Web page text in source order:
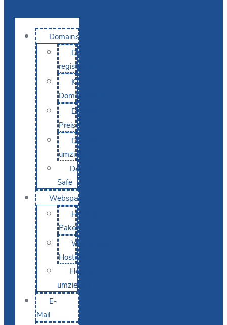
Domains
Domain
registrieren
KI-
Domainsuche
Domain-
Preise
Domain
umziehen
Domain-
Safe
Webspace
Hosting-
Pakete
WordPress
Hosting
Hosting
umziehen
E-
Mail